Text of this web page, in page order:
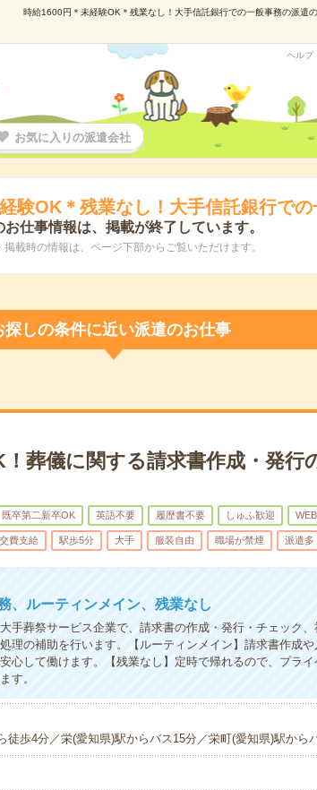
時給1600円＊未経験OK＊残業なし！大手信託銀行での一般事務の派遣
ヘルプ
お気に入りの派遣会社
験OK＊残業なし！大手信託銀行で
お仕事情報は、掲載が終了しています。
載時の情報は、ページ下部からご覧いただけます。
探しの条件に近い派遣のお仕事
葬儀に関する請求書作成・発行
既卒第二新卒OK 英語不要 履歴書不要 しゅふ歓迎
交費支給 駅歩5分 大手 服装自由 職場が禁煙 派遣多
、ルーティンメイン、残業なし
手葬祭サービス企業で、請求書の作成・発行・チェック
理の補助を行います。【ルーティンメイン】請求書作成や
心して働けます。【残業なし】定時で帰れるので、プラ
す。
徒歩4分／栄(愛知県)駅からバス15分／栄町(愛知県)駅から